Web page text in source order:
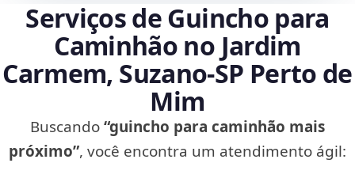
Serviços de Guincho para
Caminhão no Jardim
Carmem, Suzano‑SP Perto de
Mim
Buscando“guincho para caminhão mais
próximo”, você encontra um atendimento ágil: